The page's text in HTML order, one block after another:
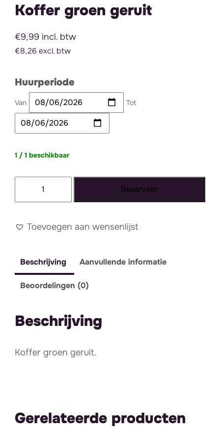
Koffer groen geruit
€9,99 incl. btw
€8,26 excl. btw
Huurperiode
Van Tot
1 / 1 beschikbaar
aantal
Reserveer
Toevoegen aan wensenlijst
Beschrijving Aanvullende informatie
Beoordelingen (0)
Beschrijving
Koffer groen geruit.
Gerelateerde producten